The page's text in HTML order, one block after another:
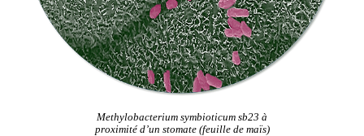
Methylobacterium symbioticum sb23 à
proximité d’un stomate (feuille de maïs)